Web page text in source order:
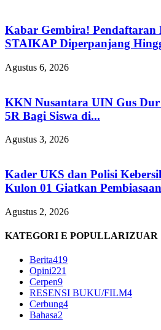
Kabar Gembira! Pendaftaran
STAIKAP Diperpanjang
Agustus 6, 2026
KKN Nusantara UIN Gus
5R Bagi Siswa di...
Agustus 3, 2026
Kader UKS dan Polisi
Kulon 01 Giatkan
Agustus 2, 2026
KATEGORI E POPULLARIZUAR
Berita419
Opini221
Cerpen9
RESENSI BUKU/FILM4
Cerbung4
Bahasa2